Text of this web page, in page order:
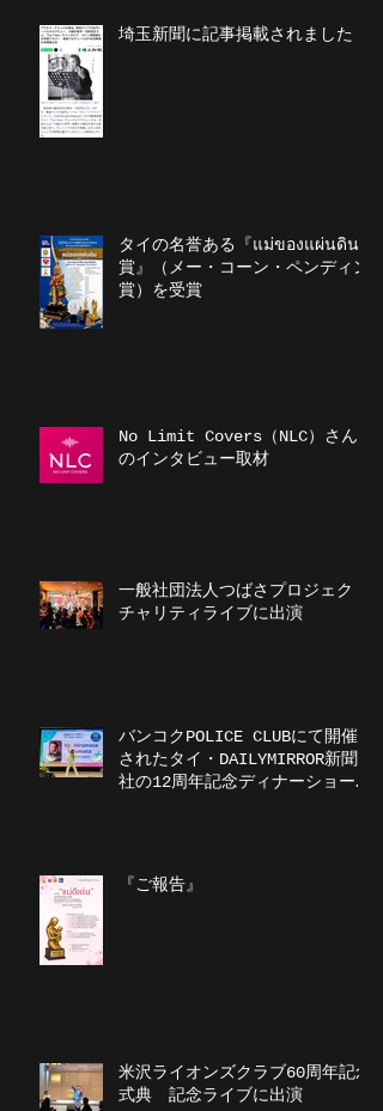
埼玉新聞に記事掲載されました
タイの名誉ある『แม่ของแผ่นดิน
賞』（メー・コーン・ペンディン
賞）を受賞
No Limit Covers（NLC）さん
のインタビュー取材
一般社団法人つばさプロジェクト
チャリティライブに出演
バンコクPOLICE CLUBにて開催
されたタイ・DAILYMIRROR新聞
社の12周年記念ディナーショーに
『ご報告』
米沢ライオンズクラブ60周年記念
式典 記念ライブに出演